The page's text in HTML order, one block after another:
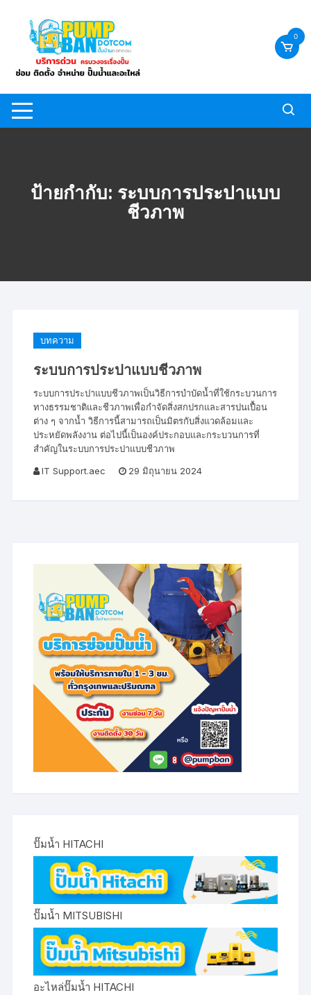
content
0
ป้ายกำกับ: ระบบการประปาแบบ
ชีวภาพ
บทความ
ระบบการประปาแบบชีวภาพ
ระบบการประปาแบบชีวภาพเป็นวิธีการบำบัดน้ำที่ใช้กระบวนการ
ทางธรรมชาติและชีวภาพเพื่อกำจัดสิ่งสกปรกและสารปนเปื้อน
ต่าง ๆ จากน้ำ วิธีการนี้สามารถเป็นมิตรกับสิ่งแวดล้อมและ
ประหยัดพลังงาน ต่อไปนี้เป็นองค์ประกอบและกระบวนการที่
สำคัญในระบบการประปาแบบชีวภาพ
IT Support.aec
29 มิถุนายน 2024
ปั๊มน้ำ HITACHI
ปั๊มน้ำ MITSUBISHI
อะไหล่ปั๊มน้ำ HITACHI